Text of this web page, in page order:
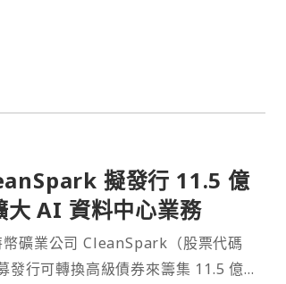
擬發行 11.5 億
大 AI 資料中心業務
礦業公司 CleanSpark（股票代碼
發行可轉換高級債券來籌集 11.5 億美